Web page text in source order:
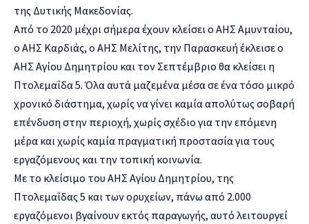
της Δυτικής Μακεδονίας.
Από το 2020 μέχρι σήμερα έχουν κλείσει ο ΑΗΣ Αμυνταίου,
ο ΑΗΣ Καρδιάς, ο ΑΗΣ Μελίτης, την Παρασκευή έκλεισε ο
ΑΗΣ Αγίου Δημητρίου και τον Σεπτέμβριο θα κλείσει η
Πτολεμαΐδα 5. Όλα αυτά μαζεμένα μέσα σε ένα τόσο μικρό
χρονικό διάστημα, χωρίς να γίνει καμία απολύτως σοβαρή
επένδυση στην περιοχή, χωρίς σχέδιο για την επόμενη
μέρα και χωρίς καμία πραγματική προστασία για τους
εργαζόμενους και την τοπική κοινωνία.
Με το κλείσιμο του ΑΗΣ Αγίου Δημητρίου, της
Πτολεμαΐδας 5 και των ορυχείων, πάνω από 2.000
εργαζόμενοι βγαίνουν εκτός παραγωγής, αυτό λειτουργεί